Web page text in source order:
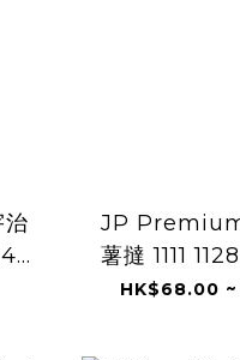
治
JP
薯撻 1111
HK$68.00